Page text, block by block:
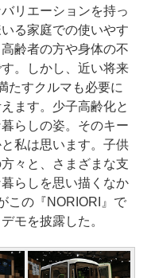
リエーションを持っ
る家庭での使いやす
齢者の方や身体の不
。しかし、近い将来
たすクルマも必要に
ます。少子高齢化と
らしの姿。そのキー
私は思います。子供
々と、さまざまな支
らしを思い描くなか
この『NORIORI』で
モを披露した。